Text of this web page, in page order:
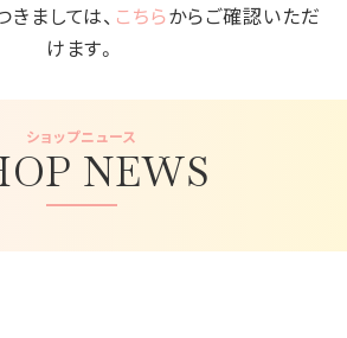
ましては、 こちらからご確認いただ
けます。
NEWS
ショップニュース